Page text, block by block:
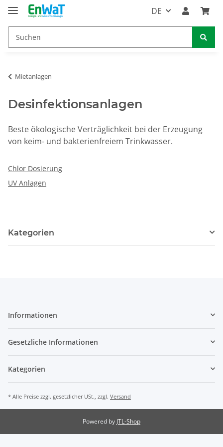
DE
Mietanlagen
Desinfektionsanlagen
Beste ökologische Verträglichkeit bei der Erzeugung
von keim- und bakterienfreiem Trinkwasser.
Chlor Dosierung
UV Anlagen
Kategorien
Informationen
Gesetzliche Informationen
Kategorien
* Alle Preise zzgl. gesetzlicher USt., zzgl. Versand
Powered by JTL-Shop